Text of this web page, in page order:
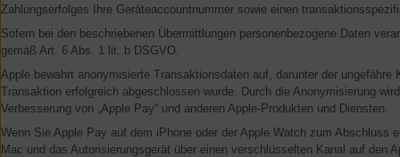
Zahlungserfolges Ihre Geräteaccountnummer sowie einen
Sofern bei den beschriebenen Übermittlungen personenbezogene Daten
gemäß Art. 6 Abs. 1 lit. b DSGVO.
Apple bewahrt anonymisierte Transaktionsdaten auf, darunter der
Transaktion erfolgreich abgeschlossen wurde. Durch die Anonymisierung
Verbesserung von „Apple Pay“ und anderen Apple-Produkten und Diensten.
Wenn Sie Apple Pay auf dem iPhone oder der Apple Watch zum
Mac und das Autorisierungsgerät über einen verschlüsselten Kanal auf den